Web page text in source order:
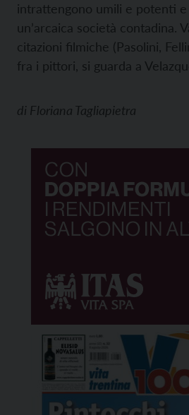
intrattengono umili e potenti e
un’arcaica società contadina.
citazioni filmiche (Pasolini,
fra i pittori, si guarda a
di Floriana Tagliapietra